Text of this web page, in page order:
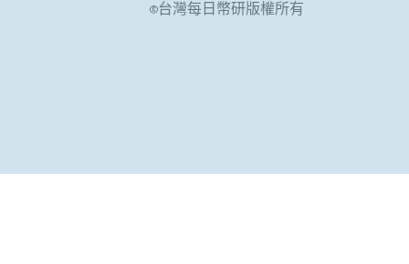
©台灣每日幣研版權所有